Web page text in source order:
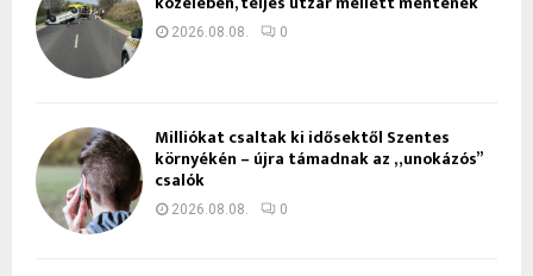
2026.08.08. 0
Milliókat csaltak ki idősektől Szentes
környékén – újra támadnak az „unokázós”
csalók
2026.08.08. 0